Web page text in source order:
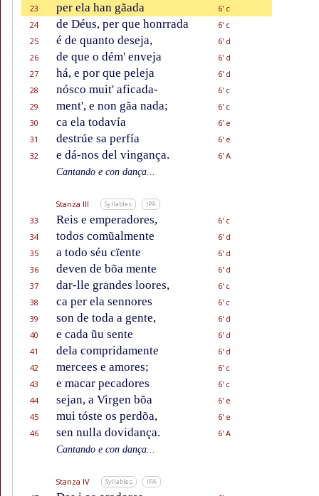
23
per ela han gãada
6' c
24
de Déus, per que honrrada
6' c
25
é de quanto deseja,
6' d
26
de que o dém' enveja
6' d
27
há, e por que peleja
6' d
28
nósco muit' aficada-
6' c
29
ment', e non gãa nada;
6' c
30
ca ela todavía
6' e
31
destrúe sa perfía
6' e
32
e dá-nos del vingança.
6' A
Cantando e con dança...
Stanza III Syllables IPA
33 Reis e emperadores,
6' c
34
todos comũalmente
6' d
35
a todo séu cïente
6' d
36
deven de bõa mente
6' d
37
dar-lle grandes loores,
6' c
38
ca per ela sennores
6' c
39
son de toda a gente,
6' d
40
e cada ũu sente
6' d
41
dela compridamente
6' d
42
mercees e amores;
6' c
43
e macar pecadores
6' c
44
sejan, a Virgen bõa
6' e
45
mui tóste os perdõa,
6' e
46
sen nulla dovidança.
6' A
Cantando e con dança...
Stanza IV Syllables IPA